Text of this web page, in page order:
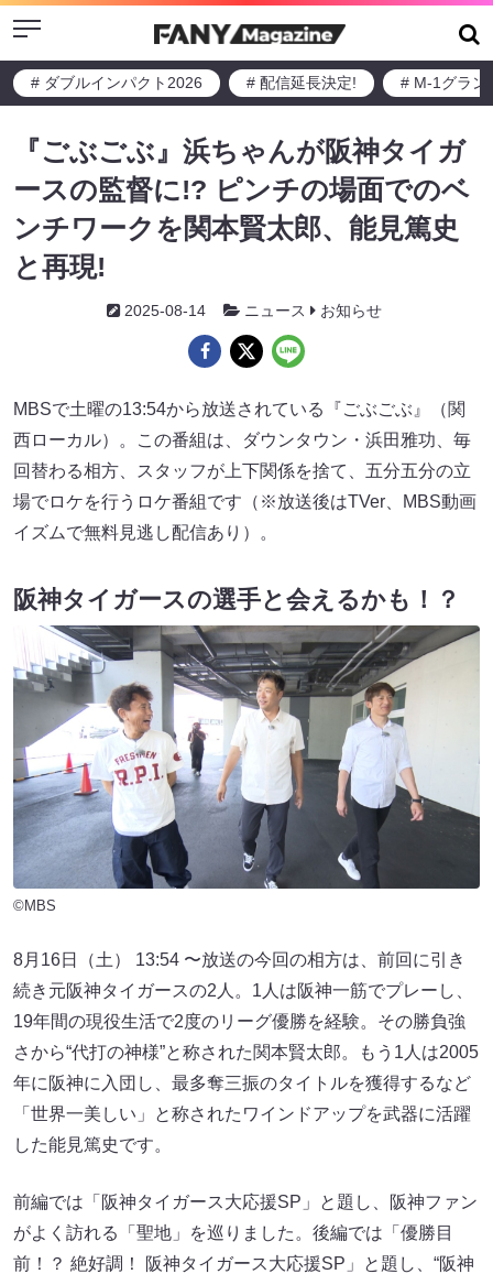
Menu
# ダブルインパクト2026 # 配信延長決定! # M-1グラン
『ごぶごぶ』浜ちゃんが阪神タイガ
ースの監督に!? ピンチの場面でのベ
ンチワークを関本賢太郎、能見篤史
と再現!
2025-08-14 ニュース お知らせ
MBSで土曜の13:54から放送されている『ごぶごぶ』（関
西ローカル）。この番組は、ダウンタウン・浜田雅功、毎
回替わる相方、スタッフが上下関係を捨て、五分五分の立
場でロケを行うロケ番組です（※放送後はTVer、MBS動画
イズムで無料見逃し配信あり）。
阪神タイガースの選手と会えるかも！？
©MBS
8月16日（土） 13:54 〜放送の今回の相方は、前回に引き
続き元阪神タイガースの2人。1人は阪神一筋でプレーし、
19年間の現役生活で2度のリーグ優勝を経験。その勝負強
さから“代打の神様”と称された関本賢太郎。もう1人は2005
年に阪神に入団し、最多奪三振のタイトルを獲得するなど
「世界一美しい」と称されたワインドアップを武器に活躍
した能見篤史です。
前編では「阪神タイガース大応援SP」と題し、阪神ファン
がよく訪れる「聖地」を巡りました。後編では「優勝目
前！？ 絶好調！ 阪神タイガース大応援SP」と題し、“阪神